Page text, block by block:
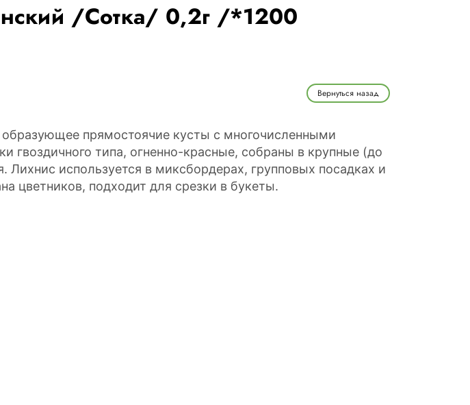
/Сотка/ 0,2г /*1200
Вернуться назад
прямостоячие кусты с многочисленными
гвоздичного типа, огненно-красные, собраны в крупные (до
Лихнис используется в миксбордерах, групповых посадках и
цветников, подходит для срезки в букеты.